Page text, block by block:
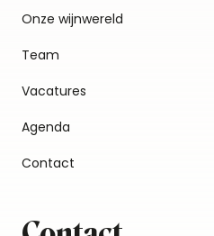
Onze wijnwereld
Team
Vacatures
Agenda
Contact